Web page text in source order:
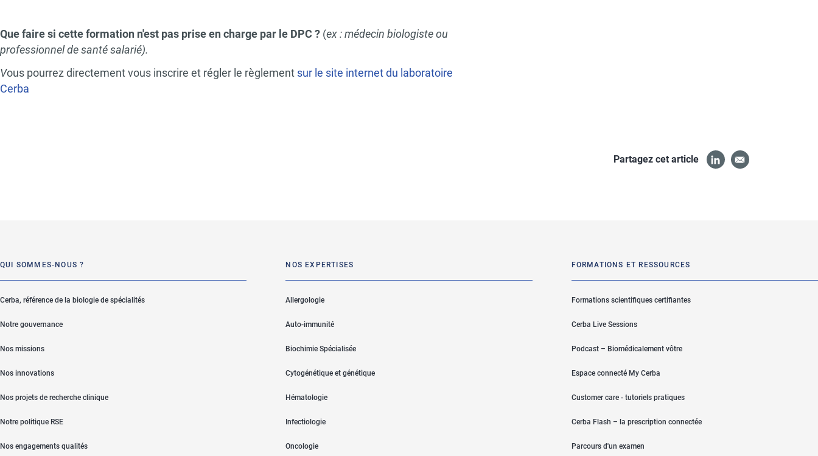
Que faire si cette formation n'est pas prise en charge par le DPC ? (ex : médecin biologiste ou
professionnel de santé salarié).
Vous pourrez directement vous inscrire et régler le règlement sur le site internet du laboratoire
Cerba
Partagez cet article
QUI SOMMES-NOUS ?
Cerba, référence de la biologie de spécialités
Notre gouvernance
Nos missions
Nos innovations
Nos projets de recherche clinique
Notre politique RSE
Nos engagements qualités
NOS EXPERTISES
Allergologie
Auto-immunité
Biochimie Spécialisée
Cytogénétique et génétique
Hématologie
Infectiologie
Oncologie
FORMATIONS ET RESSOURCES
Formations scientifiques certifiantes
Cerba Live Sessions
Podcast – Biomédicalement vôtre
Espace connecté My Cerba
Customer care - tutoriels pratiques
Cerba Flash – la prescription connectée
Parcours d'un examen